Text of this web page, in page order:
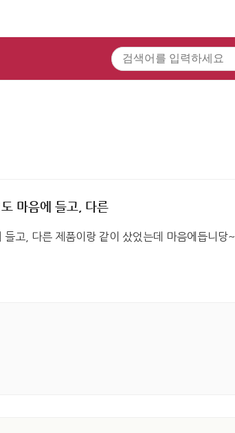
마음에 들고, 다른
고, 다른 제품이랑 같이 샀었는데 마음에듭니당~